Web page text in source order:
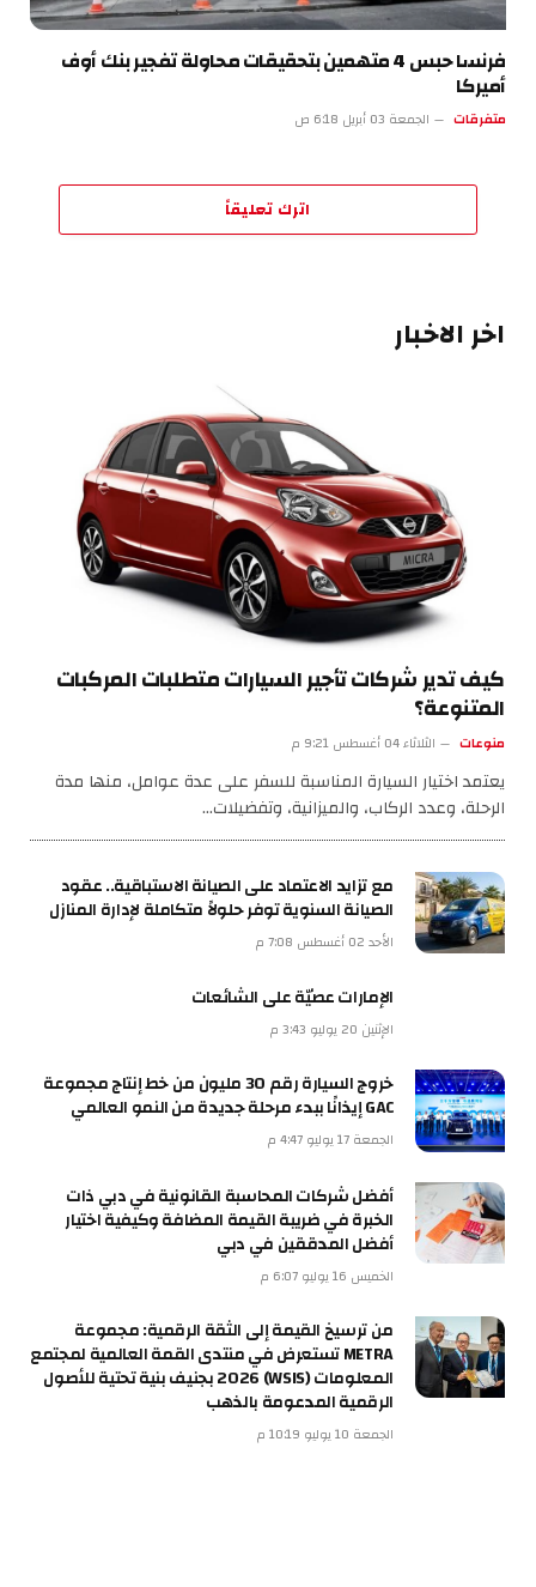
فرنسا حبس 4 متهمين بتحقيقات محاولة تفجير بنك أوف
أميركا
متفرقات الجمعة 03 أبريل 6:18 ص
اترك تعليقاً
اخر الاخبار
كيف تدير شركات تأجير السيارات متطلبات المركبات
المتنوعة؟
منوعات الثلاثاء 04 أغسطس 9:21 م
يعتمد اختيار السيارة المناسبة للسفر على عدة عوامل، منها مدة
الرحلة، وعدد الركاب، والميزانية، وتفضيلات…
مع تزايد الاعتماد على الصيانة الاستباقية.. عقود
الصيانة السنوية توفر حلولاً متكاملة لإدارة المنازل
الأحد 02 أغسطس 7:08 م
الإمارات عصيّة على الشائعات
الإثنين 20 يوليو 3:43 م
خروج السيارة رقم 30 مليون من خط إنتاج مجموعة
GAC إيذانًا ببدء مرحلة جديدة من النمو العالمي
الجمعة 17 يوليو 4:47 م
أفضل شركات المحاسبة القانونية في دبي ذات
الخبرة في ضريبة القيمة المضافة وكيفية اختيار
أفضل المدققين في دبي
الخميس 16 يوليو 6:07 م
من ترسيخ القيمة إلى الثقة الرقمية: مجموعة
METRA تستعرض في منتدى القمة العالمية لمجتمع
المعلومات (WSIS) 2026 بجنيف بنية تحتية للأصول
الرقمية المدعومة بالذهب
الجمعة 10 يوليو 10:19 م